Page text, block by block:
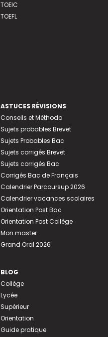
TOEIC
TOEFL
ASTUCES RÉVISIONS
Conseils et Méthodo
Sujets probables Brevet
Sujets Probables Bac
Sujets corrigés Brevet
Sujets corrigés Bac
Corrigés Bac de Français
Calendrier Parcoursup 2026
Calendrier vacances scolaires
Orientation Post Bac
Orientation Post Collège
Mon master
Grand Oral 2026
BLOG
Collège
Lycée
Supérieur
Orientation
Guide pratique